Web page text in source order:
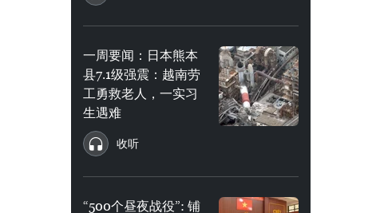
一周要闻：日本熊本
县7.1级强震：越南劳
工勇救老人，一实习
生遇难
收听
“500个昼夜战役”: 铺